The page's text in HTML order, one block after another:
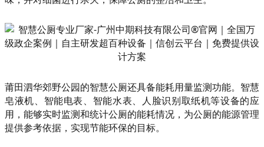
莆田泗华郊野公园的智慧公厕还具备能耗用量监测功能。智慧
皂液机、智能电表、智能水表、人脸识别取纸机等设备的应
用，能够实时监测和统计公厕的能耗情况，为公厕的能源管理
提供参考依据，实现节能环保的目标。